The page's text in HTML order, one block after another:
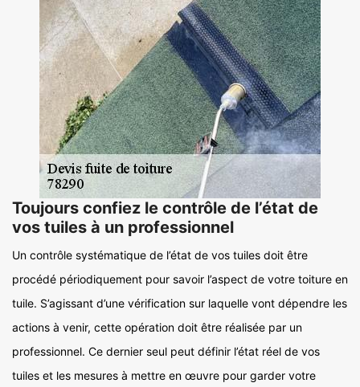
Toujours confiez le contrôle de l’état de
vos tuiles à un professionnel
Un contrôle systématique de l’état de vos tuiles doit être
procédé périodiquement pour savoir l’aspect de votre toiture en
tuile. S’agissant d’une vérification sur laquelle vont dépendre les
actions à venir, cette opération doit être réalisée par un
professionnel. Ce dernier seul peut définir l’état réel de vos
tuiles et les mesures à mettre en œuvre pour garder votre